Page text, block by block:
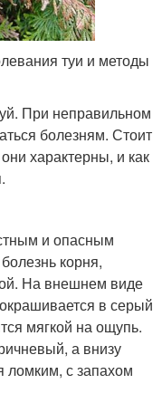
туи и методы
При неправильном
болезням. Стоит
характерны, и как
и опасным
корня,
На внешнем виде
в серый
мягкой на ощупь.
а внизу
ломким, с запахом